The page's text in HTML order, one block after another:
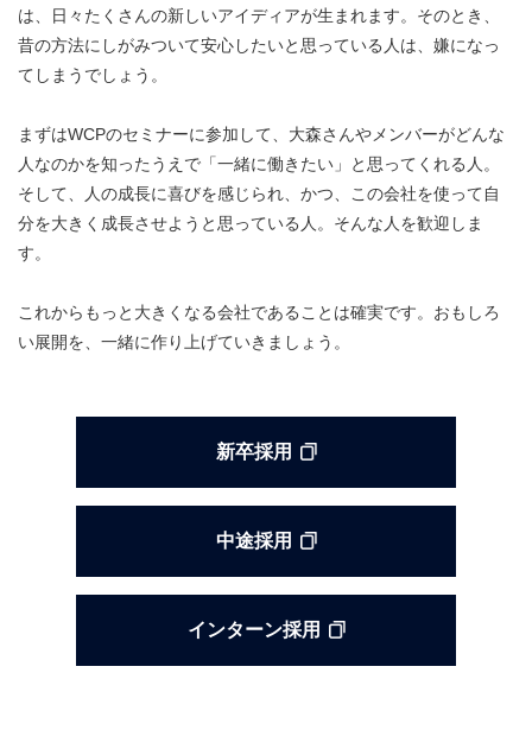
は、日々たくさんの新しいアイディアが生まれます。そのとき、
昔の方法にしがみついて安心したいと思っている人は、嫌になっ
てしまうでしょう。
まずはWCPのセミナーに参加して、大森さんやメンバーがどんな
人なのかを知ったうえで「一緒に働きたい」と思ってくれる人。
そして、人の成長に喜びを感じられ、かつ、この会社を使って自
分を大きく成長させようと思っている人。そんな人を歓迎しま
す。
これからもっと大きくなる会社であることは確実です。おもしろ
い展開を、一緒に作り上げていきましょう。
新卒採用
中途採用
インターン採用